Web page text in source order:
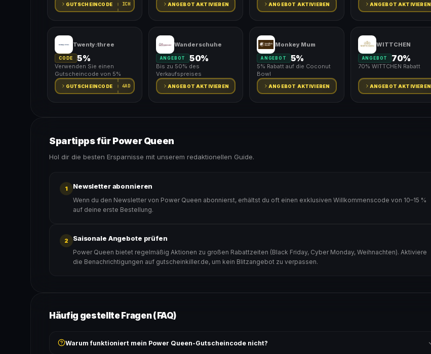
GUTSCHEINCODE ICH ANGEBOT AKTIVIEREN ANGEBOT AKTIVIEREN ANGEBOT AKTIVIEREN
Twenty:three
CODE 5%
Verwenden Sie einen
Gutscheincode von 5%
GUTSCHEINCODE 4AD
Wanderschuhe
ANGEBOT 50%
Bis zu 50% des
Verkaufspreises
ANGEBOT AKTIVIEREN
Monkey Mum
ANGEBOT 5%
5% Rabatt auf die Coconut
Bowl
ANGEBOT AKTIVIEREN
WITTCHEN
ANGEBOT 70%
70% WITTCHEN Rabatt
ANGEBOT AKTIVIEREN
Spartipps für Power Queen
Hol dir die besten Ersparnisse mit unserem redaktionellen Guide.
1 Newsletter abonnieren
Wenn du den Newsletter von Power Queen abonnierst, erhältst du oft einen exklusiven Willkommenscode von 10–15 %
auf deine erste Bestellung.
2 Saisonale Angebote prüfen
Power Queen bietet regelmäßig Aktionen zu großen Rabattzeiten (Black Friday, Cyber Monday, Weihnachten). Aktiviere
die Benachrichtigungen auf gutscheinkiller.de, um kein Blitzangebot zu verpassen.
Häufig gestellte Fragen (FAQ)
Warum funktioniert mein Power Queen-Gutscheincode nicht?